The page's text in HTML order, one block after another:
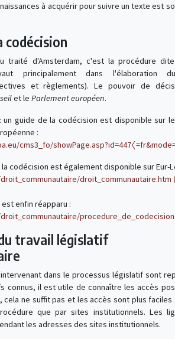
à acquérir pour suivre un texte est
codécision
traité d'Amsterdam, c'est la procédure
principalement dans l'élaboration
et règlements). Le pouvoir de
et le Parlement européen.
un guide de la codécision est disponible sur
:
cms3_fo/
codécision est également disponible sur Eur-
droit_communautaire.htm
enfin réapparu :
travail législatif
dans le processus législatif sont
connus, il est utile de connaître les accès
cela ne suffit pas et les accès sont plus faciles
que par sites institutionnels. Les
les adresses des sites institutionnels.